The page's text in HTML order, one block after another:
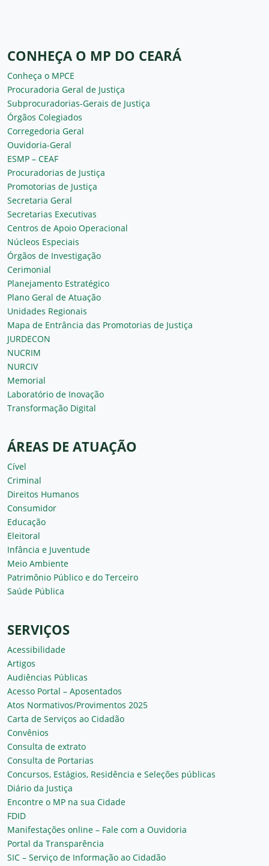
CONHEÇA O MP DO CEARÁ
Conheça o MPCE
Procuradoria Geral de Justiça
Subprocuradorias-Gerais de Justiça
Órgãos Colegiados
Corregedoria Geral
Ouvidoria-Geral
ESMP – CEAF
Procuradorias de Justiça
Promotorias de Justiça
Secretaria Geral
Secretarias Executivas
Centros de Apoio Operacional
Núcleos Especiais
Órgãos de Investigação
Cerimonial
Planejamento Estratégico
Plano Geral de Atuação
Unidades Regionais
Mapa de Entrância das Promotorias de Justiça
JURDECON
NUCRIM
NURCIV
Memorial
Laboratório de Inovação
Transformação Digital
ÁREAS DE ATUAÇÃO
Cível
Criminal
Direitos Humanos
Consumidor
Educação
Eleitoral
Infância e Juventude
Meio Ambiente
Patrimônio Público e do Terceiro
Saúde Pública
SERVIÇOS
Acessibilidade
Artigos
Audiências Públicas
Acesso Portal – Aposentados
Atos Normativos/Provimentos 2025
Carta de Serviços ao Cidadão
Convênios
Consulta de extrato
Consulta de Portarias
Concursos, Estágios, Residência e Seleções públicas
Diário da Justiça
Encontre o MP na sua Cidade
FDID
Manifestações online – Fale com a Ouvidoria
Portal da Transparência
SIC – Serviço de Informação ao Cidadão